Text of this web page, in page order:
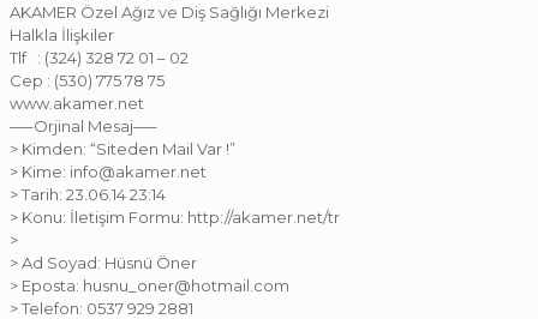
AKAMER Özel Ağız ve Diş Sağlığı Merkezi
Halkla İlişkiler
Tlf : (324) 328 72 01 – 02
Cep : (530) 775 78 75
www.akamer.net
—–Orjinal Mesaj—–
> Kimden: “Siteden Mail Var !”
> Kime: info@akamer.net
> Tarih: 23.06.14 23:14
> Konu: İletişim Formu: http://akamer.net/tr
>
> Ad Soyad: Hüsnü Öner
> Eposta: husnu_oner@hotmail.com
> Telefon: 0537 929 2881